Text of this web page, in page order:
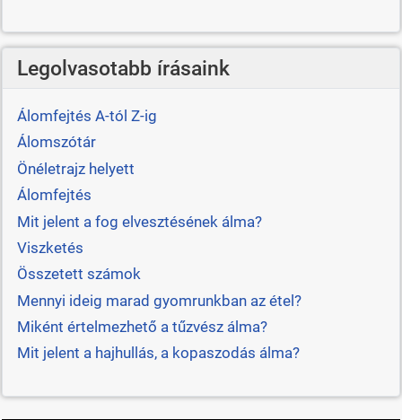
Legolvasotabb írásaink
Álomfejtés A-tól Z-ig
Álomszótár
Önéletrajz helyett
Álomfejtés
Mit jelent a fog elvesztésének álma?
Viszketés
Összetett számok
Mennyi ideig marad gyomrunkban az étel?
Miként értelmezhető a tűzvész álma?
Mit jelent a hajhullás, a kopaszodás álma?